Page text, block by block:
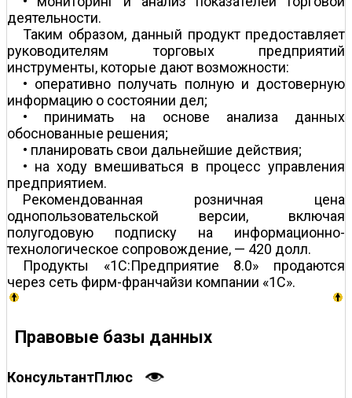
деятельности.
Таким образом, данный продукт предоставляет
руководителям торговых предприятий
инструменты, которые дают возможности:
• оперативно получать полную и достоверную
информацию о состоянии дел;
• принимать на основе анализа данных
обоснованные решения;
• планировать свои дальнейшие действия;
• на ходу вмешиваться в процесс управления
предприятием.
Рекомендованная розничная цена
однопользовательской версии, включая
полугодовую подписку на информационно-
технологическое сопровождение, — 420 долл.
Продукты «1С:Предприятие 8.0» продаются
через сеть фирм-франчайзи компании «1С».
Правовые базы данных
КонсультантПлюс